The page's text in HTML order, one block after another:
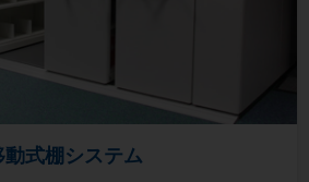
動式棚システム